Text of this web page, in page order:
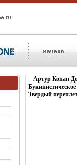
Артур Конан
Твердый